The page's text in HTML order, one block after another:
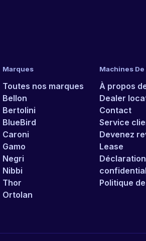
Marques
Toutes nos marques
Bellon
Bertolini
BlueBird
Caroni
Gamo
Negri
Nibbi
Thor
Ortolan
Machines
À propos
Dealer
Contact
Service
Devenez
Lease
Politique